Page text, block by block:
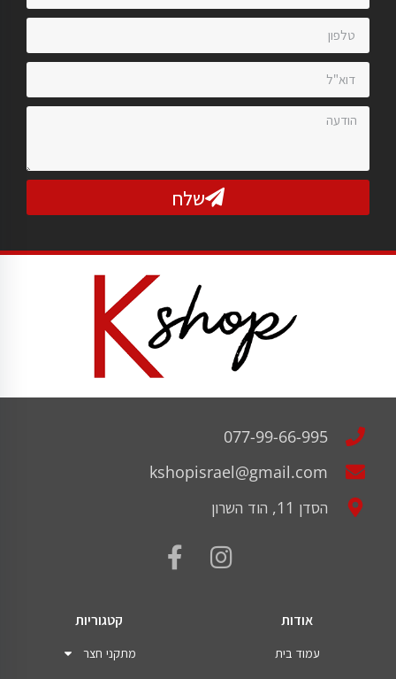
שלח
077-99-66-995
kshopisrael@gmail.com
הסדן 11, הוד השרון
אודות
עמוד בית
קטגוריות
מתקני חצר